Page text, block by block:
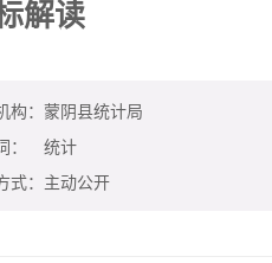
解读
构： 蒙阴县统计局
：
统计
式： 主动公开